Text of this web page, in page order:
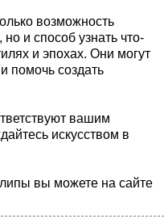
возможность
и способ узнать что-
и эпохах. Они могут
помочь создать
вашим
искусством в
вы можете на сайте